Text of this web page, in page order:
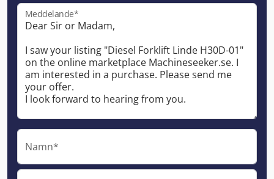
Meddelande*
Namn*